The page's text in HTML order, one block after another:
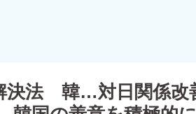
決法 韓…対日関係改